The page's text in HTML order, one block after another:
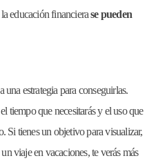
educación financierase pueden
una estrategia para conseguirlas.
tiempo que necesitarás y el uso que
Si tienes un objetivo para visualizar,
viaje en vacaciones, te verás más